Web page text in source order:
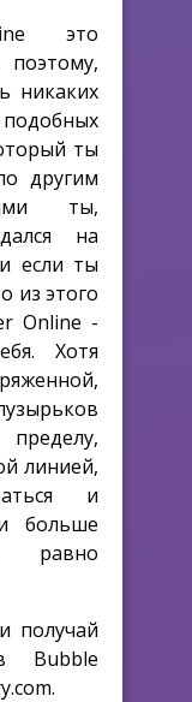
это
поэтому,
никаких
ты
другим
ты,
на
если ты
из этого
Online -
Хотя
линией,
и
больше
получай
Bubble